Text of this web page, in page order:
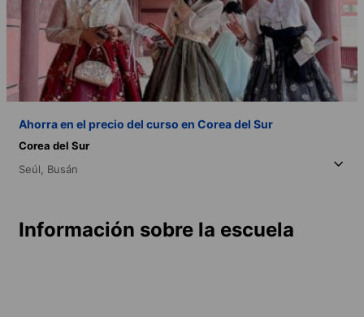
Ahorra en el precio del curso en Corea del Sur
Corea del Sur
Seúl, Busán
Información sobre la escuela